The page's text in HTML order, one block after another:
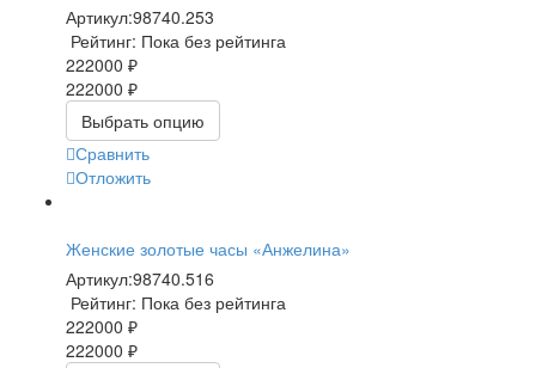
Артикул:98740.253
Рейтинг: Пока без рейтинга
222000 ₽
222000 ₽
Выбрать опцию
Сравнить
Отложить
Женские золотые часы «Анжелина»
Артикул:98740.516
Рейтинг: Пока без рейтинга
222000 ₽
222000 ₽